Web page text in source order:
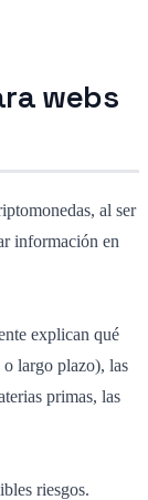
webs
al ser
información en
explican qué
largo plazo), las
primas, las
riesgos.